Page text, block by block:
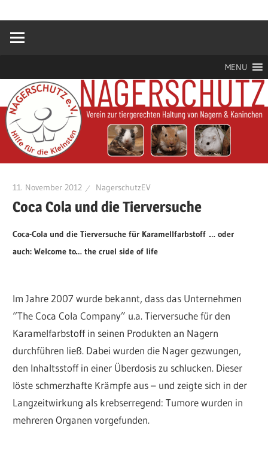
springen
Nagerschutz
für
MENU
11. November 2012 NagerschutzEV
Coca Cola und die Tierversuche
Coca-Cola und die Tierversuche für Karamellfarbstoff… oder
auch: Welcome to… the cruel side of life
Im Jahre 2007 wurde bekannt, dass das Unternehmen
“The Coca Cola Company” u.a. Tierversuche für den
Karamelfarbstoff in seinen Produkten an Nagern
durchführen ließ. Dabei wurden die Nager gezwungen,
den Inhaltsstoff in einer Überdosis zu schlucken. Dieser
löste schmerzhafte Krämpfe aus – und zeigte sich in der
Langzeitwirkung als krebserregend: Tumore wurden in
mehreren Organen vorgefunden.